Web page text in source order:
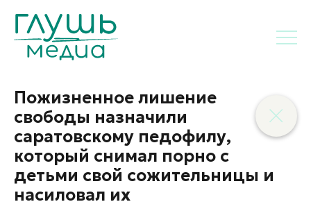
Пожизненное лишение
свободы назначили
саратовскому педофилу,
который снимал порно с
детьми свой сожительницы и
насиловал их